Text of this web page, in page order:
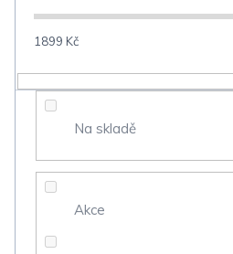
o
1899 Kč
Na skladě
Akce